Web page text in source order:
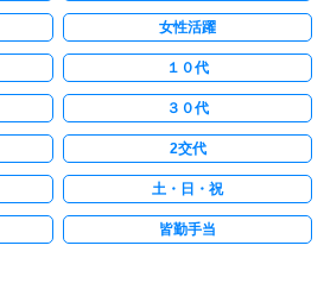
女性活躍
１０代
３０代
2交代
土・日・祝
皆勤手当